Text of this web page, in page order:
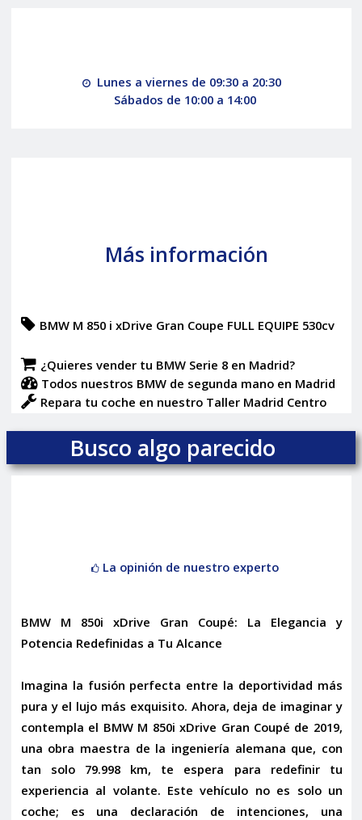
Lunes a viernes de 09:30 a 20:30
Sábados de 10:00 a 14:00
Más información
BMW M 850 i xDrive Gran Coupe FULL EQUIPE 530cv
¿Quieres vender tu BMW Serie 8 en Madrid?
Todos nuestros BMW de segunda mano en Madrid
Repara tu coche en nuestro Taller Madrid Centro
Busco algo parecido
La opinión de nuestro experto
BMW M 850i xDrive Gran Coupé: La Elegancia y
Potencia Redefinidas a Tu Alcance
Imagina la fusión perfecta entre la deportividad más
pura y el lujo más exquisito. Ahora, deja de imaginar y
contempla el BMW M 850i xDrive Gran Coupé de 2019,
una obra maestra de la ingeniería alemana que, con
tan solo 79.998 km, te espera para redefinir tu
experiencia al volante. Este vehículo no es solo un
coche; es una declaración de intenciones, una